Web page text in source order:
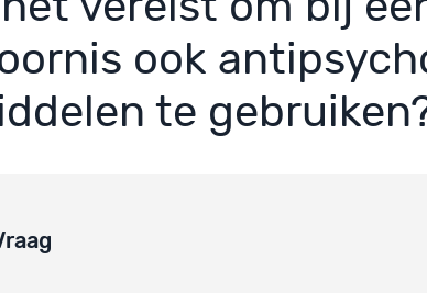
ook
te